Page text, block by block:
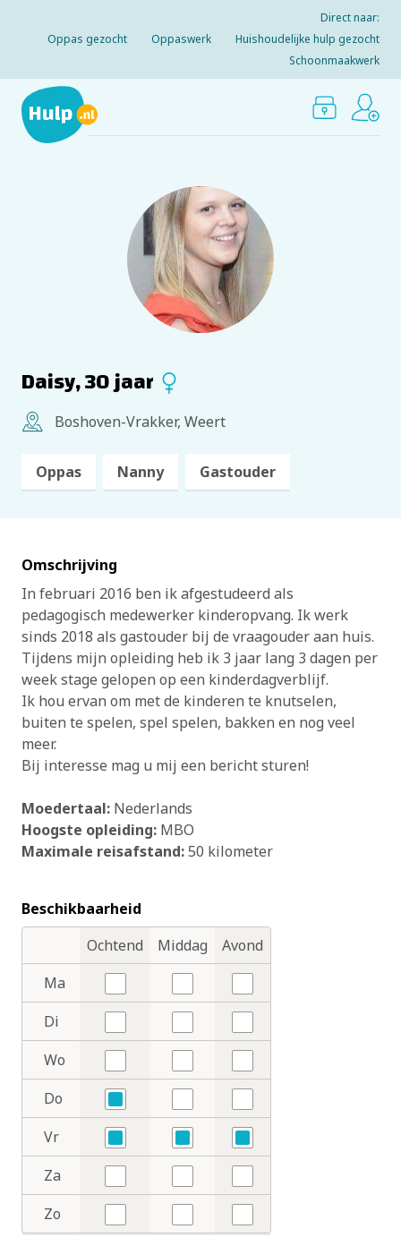
Direct naar:
Oppas gezocht
Oppaswerk
Huishoudelijke hulp gezocht
Schoonmaakwerk
Daisy, 30 jaar
Boshoven-Vrakker, Weert
Oppas Nanny Gastouder
Omschrijving
In februari 2016 ben ik afgestudeerd als
pedagogisch medewerker kinderopvang. Ik werk
sinds 2018 als gastouder bij de vraagouder aan huis.
Tijdens mijn opleiding heb ik 3 jaar lang 3 dagen per
week stage gelopen op een kinderdagverblijf.
Ik hou ervan om met de kinderen te knutselen,
buiten te spelen, spel spelen, bakken en nog veel
meer.
Bij interesse mag u mij een bericht sturen!
Moedertaal: Nederlands
Hoogste opleiding: MBO
Maximale reisafstand:50 kilometer
Beschikbaarheid
Dagdelen
DagenOchtend Middag
Avond
Ma
Nee
Nee
Nee
Di
Nee
Nee
Nee
Wo
Nee
Nee
Nee
Do
Ja
Nee
Nee
Vr
Ja
Ja
Ja
Za
Nee
Nee
Nee
Zo
Nee
Nee
Nee